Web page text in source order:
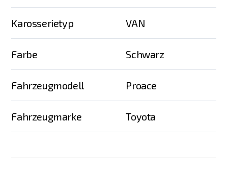
Karosserietyp VAN
Farbe Schwarz
Fahrzeugmodell Proace
Fahrzeugmarke Toyota